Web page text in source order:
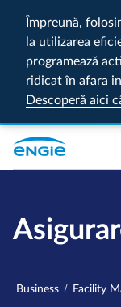
Împreună,
la utilizarea
programează
ridicat în afara
Descoperă aici
Business Facility